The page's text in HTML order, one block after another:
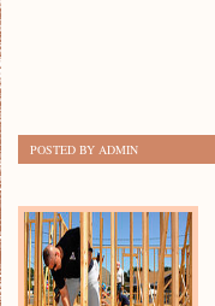
POSTED BY ADMIN